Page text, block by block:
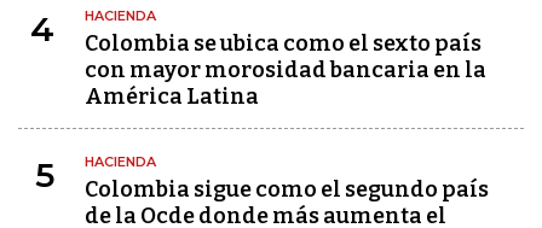
4 HACIENDA
Colombia se ubica como el sexto país
con mayor morosidad bancaria en la
América Latina
5 HACIENDA
Colombia sigue como el segundo país
de la Ocde donde más aumenta el